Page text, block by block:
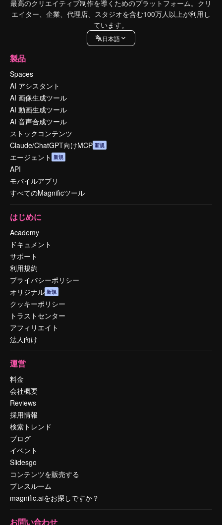
最高のクリエイティブ制作を導くためのプラットフォーム。クリ
エイター、企業、代理店、スタジオを含む100万人以上が利用し
ています。
日本語
製品
Spaces
AI アシスタント
AI 画像生成ツール
AI 動画生成ツール
AI 音声合成ツール
ストックコンテンツ
Claude/ChatGPT向けMCP 新規
エージェント 新規
API
モバイルアプリ
すべてのMagnificツール
はじめに
Academy
ドキュメント
サポート
利用規約
プライバシーポリシー
オリジナル 新規
クッキーポリシー
トラストセンター
アフィリエイト
法人向け
運営
料金
会社概要
Reviews
採用情報
検索トレンド
ブログ
イベント
Slidesgo
コンテンツを販売する
プレスルーム
magnific.aiをお探しですか？
お問い合わせ